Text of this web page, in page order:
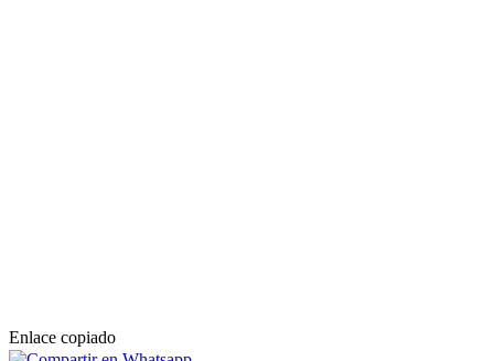
Enlace copiado